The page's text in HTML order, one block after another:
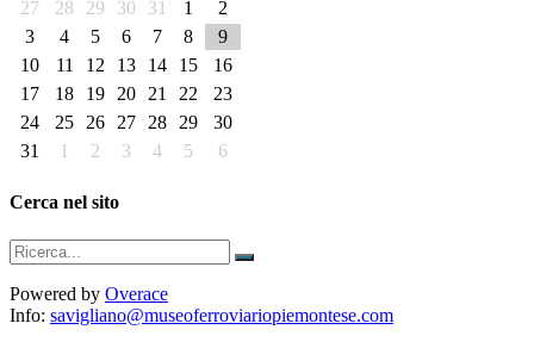
27
28 29 30 31 1
2
3
4 5 6 7 8
9
10
11 12 13 14 15
16
17
18 19 20 21 22
23
24
25 26 27 28 29
30
31
1 2 3 4 5 6
Cerca nel sito
Powered by Overace
Info: savigliano@museoferroviariopiemontese.com